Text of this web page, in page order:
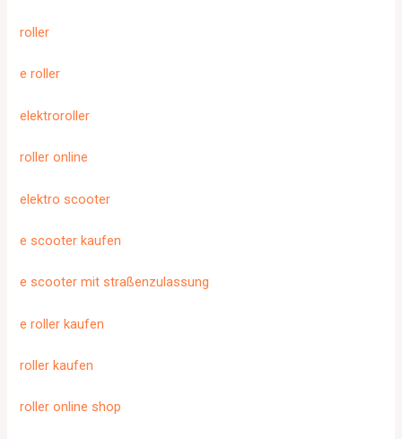
roller
e roller
elektroroller
roller online
elektro scooter
e scooter kaufen
e scooter mit straßenzulassung
e roller kaufen
roller kaufen
roller online shop